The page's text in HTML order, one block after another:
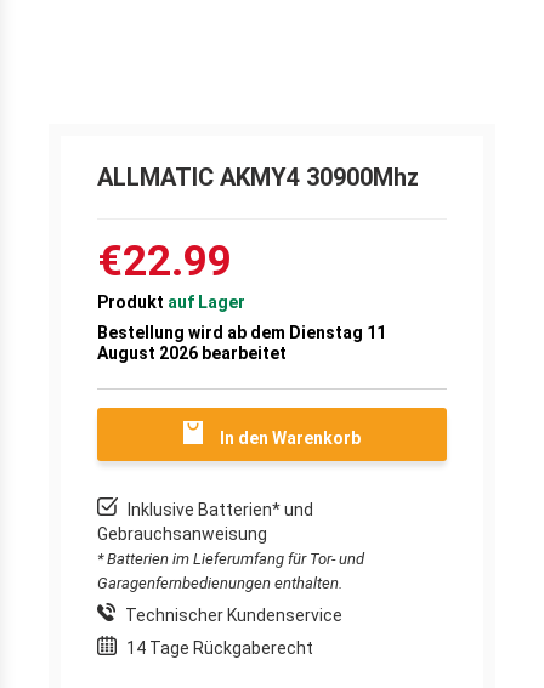
ALLMATIC AKMY4 30900Mhz
€22.99
Produkt auf Lager
Bestellung wird ab dem Dienstag 11
August 2026 bearbeitet
In den Warenkorb
Inklusive Batterien* und
Gebrauchsanweisung
* Batterien im Lieferumfang für Tor- und
Garagenfernbedienungen enthalten.
Technischer Kundenservice
14 Tage Rückgaberecht